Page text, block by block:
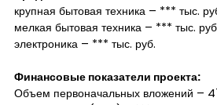
крупная бытовая техника – *** тыс.
мелкая бытовая техника – *** тыс.
электроника – *** тыс. руб.
Финансовые показатели проекта:
Объем первоначальных вложений –